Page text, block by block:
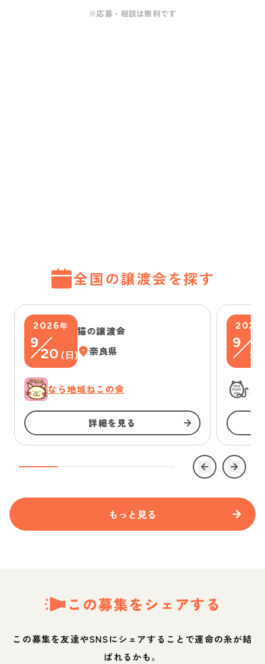
※応募・相談は無料です
全国の譲渡会を探す
2026年
9
20 ( 日)
猫の譲渡会
奈良県
なら地域ねこの会
詳細を見る
2026
9
5
もっと見る
この募集をシェアする
この募集を友達やSNSにシェアすることで運命の糸が結
ばれるかも。